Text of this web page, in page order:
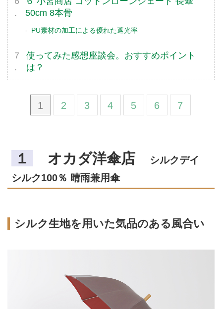
50cm 8本骨
PU素材の加工による優れた遮光率
使ってみた感想座談会。おすすめポイント
は？
1 2 3 4 5 6 7
１ オカダ洋傘店
シルクデイ
シルク100％ 晴雨兼用傘
シルク生地を用いた気品のある風合い